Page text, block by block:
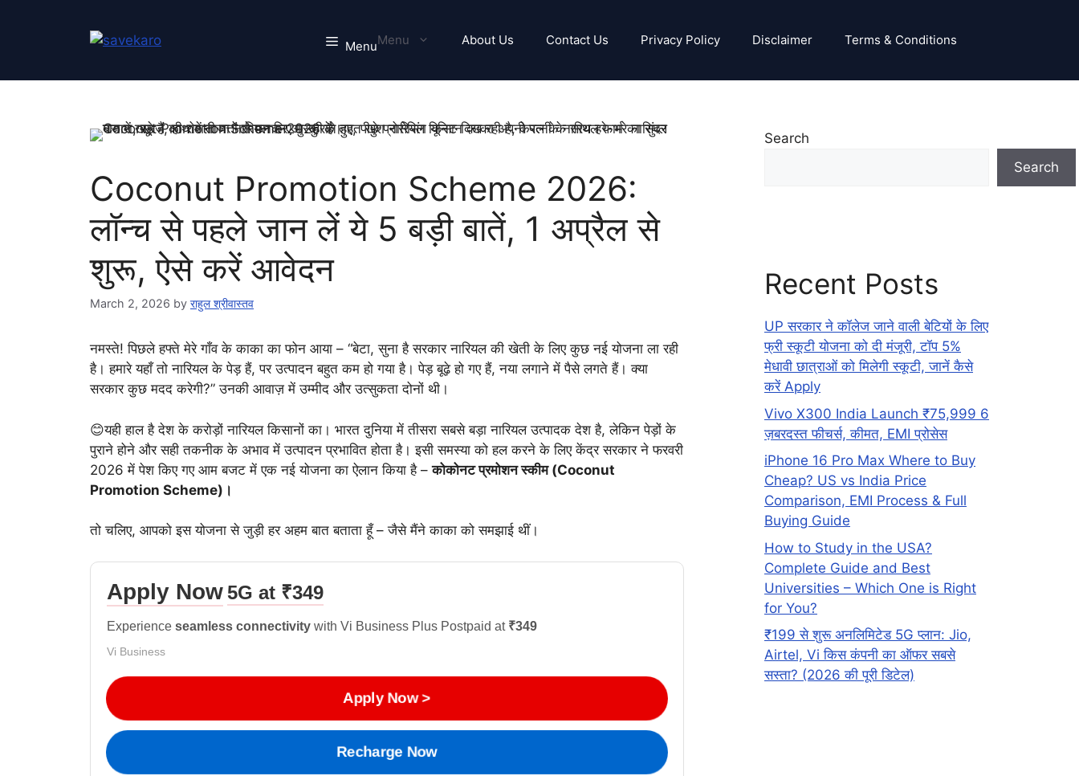
MenuMenu About Us Contact Us Privacy Policy Disclaimer Terms & Conditions
Coconut Promotion Scheme 2026:
लॉन्च से पहले जान लें ये 5 बड़ी बातें, 1 अप्रैल से
शुरू, ऐसे करें आवेदन
March 2, 2026 by राहुल श्रीवास्तव
नमस्ते! पिछले हफ्ते मेरे गाँव के काका का फोन आया – “बेटा, सुना है सरकार नारियल की खेती के लिए कुछ नई योजना ला रही
है। हमारे यहाँ तो नारियल के पेड़ हैं, पर उत्पादन बहुत कम हो गया है। पेड़ बूढ़े हो गए हैं, नया लगाने में पैसे लगते हैं। क्या
सरकार कुछ मदद करेगी?” उनकी आवाज़ में उम्मीद और उत्सुकता दोनों थी।
😊यही हाल है देश के करोड़ों नारियल किसानों का। भारत दुनिया में तीसरा सबसे बड़ा नारियल उत्पादक देश है, लेकिन पेड़ों के
पुराने होने और सही तकनीक के अभाव में उत्पादन प्रभावित होता है। इसी समस्या को हल करने के लिए केंद्र सरकार ने फरवरी
2026 में पेश किए गए आम बजट में एक नई योजना का ऐलान किया है –कोकोनट प्रमोशन स्कीम (Coconut
Promotion Scheme)।
तो चलिए, आपको इस योजना से जुड़ी हर अहम बात बताता हूँ – जैसे मैंने काका को समझाई थीं।
Apply Now5G at ₹349
Experience seamless connectivity with Vi Business Plus Postpaid at ₹349
Vi Business
Apply Now >
Recharge Now
Search
Search
Recent Posts
UP सरकार ने कॉलेज जाने वाली बेटियों के लिए
फ्री स्कूटी योजना को दी मंजूरी, टॉप 5%
मेधावी छात्राओं को मिलेगी स्कूटी, जानें कैसे
करें Apply
Vivo X300 India Launch ₹75,999 6
ज़बरदस्त फीचर्स, कीमत, EMI प्रोसेस
iPhone 16 Pro Max Where to Buy
Cheap? US vs India Price
Comparison, EMI Process & Full
Buying Guide
How to Study in the USA?
Complete Guide and Best
Universities – Which One is Right
for You?
₹199 से शुरू अनलिमिटेड 5G प्लान: Jio,
Airtel, Vi किस कंपनी का ऑफर सबसे
सस्ता? (2026 की पूरी डिटेल)